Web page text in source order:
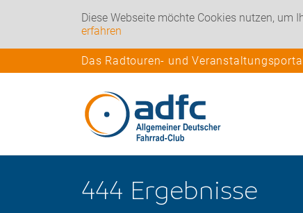
Diese Webseite möchte Cookies nutzen, um
erfahren
Das Radtouren- und
444 Ergebnisse